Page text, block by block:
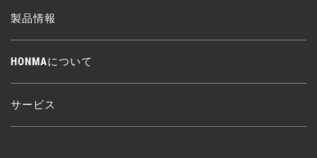
製品情報
HONMAについて
サービス